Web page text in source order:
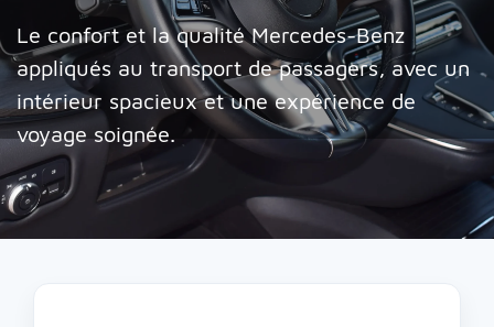
Le confort et la qualité Mercedes-Benz
appliqués au transport de passagers, avec un
intérieur spacieux et une expérience de
voyage soignée.